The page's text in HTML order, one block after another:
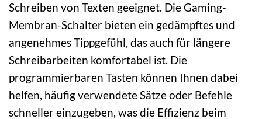
Schreiben von Texten geeignet. Die Gaming-
Membran-Schalter bieten ein gedämpftes und
angenehmes Tippgefühl, das auch für längere
Schreibarbeiten komfortabel ist. Die
programmierbaren Tasten können Ihnen dabei
helfen, häufig verwendete Sätze oder Befehle
schneller einzugeben, was die Effizienz beim